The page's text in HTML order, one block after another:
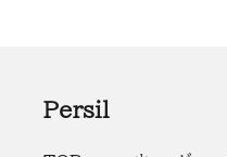
Persil